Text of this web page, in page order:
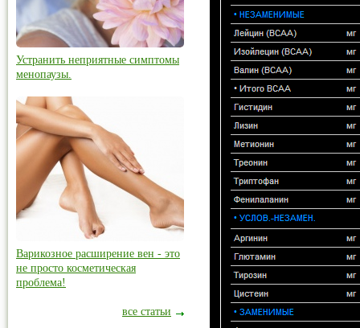
Устранить неприятные симптомы
менопаузы.
Варикозное расширение вен - это
не просто косметическая
проблема!
все статьи